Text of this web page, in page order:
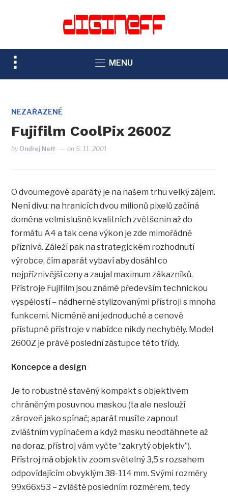
TOGGLE
SIDEBAR
NAVIGATION
MENU
NEZAŘAZENÉ
Fujifilm CoolPix 2600Z
by Ondřej Neff on5. 11. 2001
O dvoumegové aparáty je na našem trhu velký zájem.
Není divu: na hranicích dvou milionů pixelů začíná
doména velmi slušně kvalitních zvětšenin až do
formátu A4 a tak cena výkon je zde mimořádně
příznivá. Záleží pak na strategickém rozhodnutí
výrobce, čím aparát vybaví aby dosáhl co
nejpříznivější ceny a zaujal maximum zákazníků.
Přístroje Fujifilm jsou známé především technickou
vyspělostí – nádherně stylizovanými přístroji s mnoha
funkcemi. Nicméně ani jednoduché a cenově
přístupné přístroje v nabídce nikdy nechyběly. Model
2600Z je právě poslední zástupce této třídy.
Koncepce a design
Je to robustně stavěný kompakt s objektivem
chráněným posuvnou maskou (ta ale neslouží
zároveň jako spínač; aparát musíte zapnout
zvláštním vypínačem a když masku neodtáhnete až
na doraz, přístroj vám vyčte “zakrytý objektiv”).
Přístroj má objektiv zoom světelný 3,5 s rozsahem
odpovídajícím obvyklým 38-114 mm. Svými rozměry
99x66x53 – zvláště posledním rozměrem, tedy